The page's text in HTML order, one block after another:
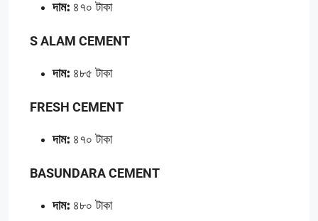
দাম: ৪৭০ টাকা
S ALAM CEMENT
দাম: ৪৮৫ টাকা
FRESH CEMENT
দাম: ৪৭০ টাকা
BASUNDARA CEMENT
দাম: ৪৮০ টাকা